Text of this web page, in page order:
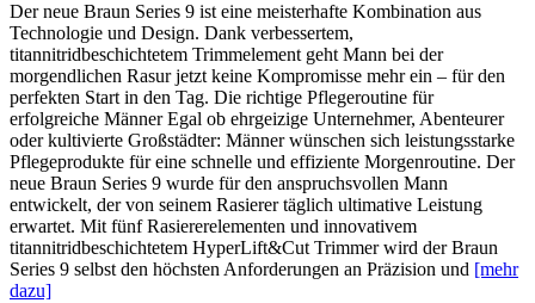
Der neue Braun Series 9 ist eine meisterhafte Kombination aus
Technologie und Design. Dank verbessertem,
titannitridbeschichtetem Trimmelement geht Mann bei der
morgendlichen Rasur jetzt keine Kompromisse mehr ein – für den
perfekten Start in den Tag. Die richtige Pflegeroutine für
erfolgreiche Männer Egal ob ehrgeizige Unternehmer, Abenteurer
oder kultivierte Großstädter: Männer wünschen sich leistungsstarke
Pflegeprodukte für eine schnelle und effiziente Morgenroutine. Der
neue Braun Series 9 wurde für den anspruchsvollen Mann
entwickelt, der von seinem Rasierer täglich ultimative Leistung
erwartet. Mit fünf Rasiererelementen und innovativem
titannitridbeschichtetem HyperLift&Cut Trimmer wird der Braun
Series 9 selbst den höchsten Anforderungen an Präzision und [mehr
dazu]